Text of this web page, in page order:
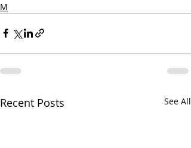
М
Recent Posts See All